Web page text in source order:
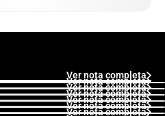
Ver nota completa
Ver nota completa
Ver nota completa
Ver nota completa
Ver nota completa
Ver nota completa
Ver nota completa